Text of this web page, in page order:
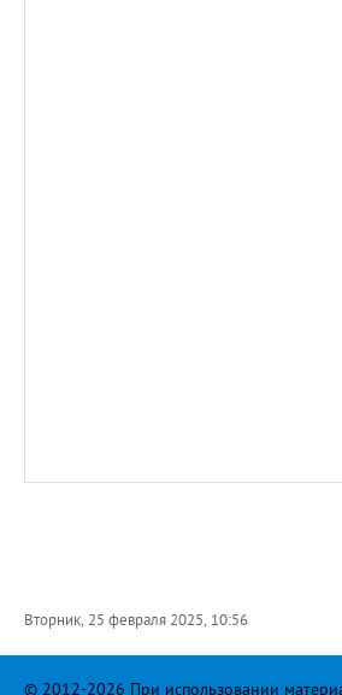
Вторник, 25 февраля 2025, 10:56
© 2012-2026 При использовании